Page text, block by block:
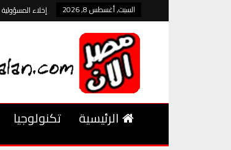
السبت, أغسطس 8, 2026 إخلاء المسؤولية
الرئيسية تكنولوجيا